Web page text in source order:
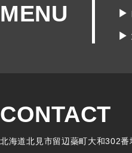
MENU
CONTACT
北海道北見市留辺蘂町大和302番